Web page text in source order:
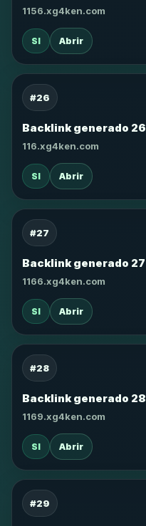
1156.xg4ken.com
SI Abrir
#26
Backlink generado 26
116.xg4ken.com
SI Abrir
#27
Backlink generado 27
1166.xg4ken.com
SI Abrir
#28
Backlink generado 28
1169.xg4ken.com
SI Abrir
#29